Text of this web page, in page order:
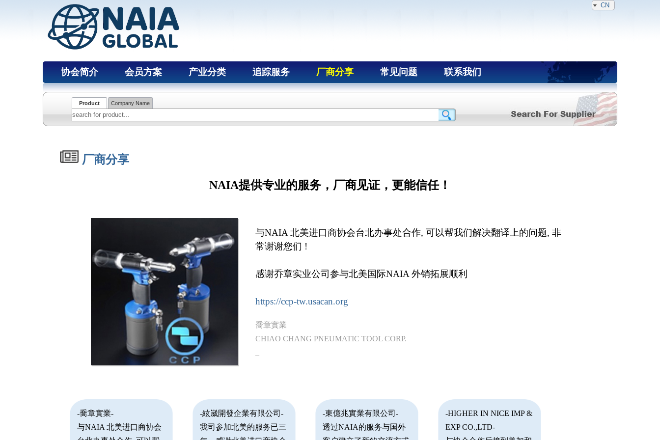
CN
协会简介 会员方案 产业分类 追踪服务 厂商分享 常见问题 联系我们
Product Company Name
厂商分享
NAIA提供专业的服务，厂商见证，更能信任！
与NAIA 北美进口商协会台北办事处合作, 可以帮我们解决翻译上的问题, 非
常谢谢您们 !
感谢乔章实业公司参与北美国际NAIA 外销拓展顺利
https://ccp-tw.usacan.org
喬章實業
CHIAO CHANG PNEUMATIC TOOL CORP.
-喬章實業-
与NAIA 北美进口商协会
-絃崴開發企業有限公司-
我司参加北美的服务已三
-東億兆實業有限公司-
透过NAIA的服务与国外
-HIGHER IN NICE IMP &
EXP CO.,LTD-